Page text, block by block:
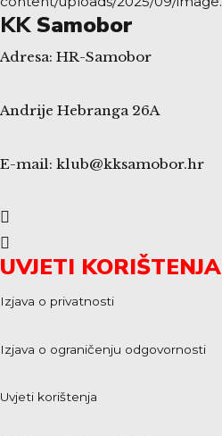
KKSamobor
Adresa: HR-Samobor
Andrije Hebranga 26A
E-mail: klub@kksamobor.hr
UVJETI KORIŠTENJA
Izjava o privatnosti
Izjava o ograničenju odgovornosti
Uvjeti korištenja